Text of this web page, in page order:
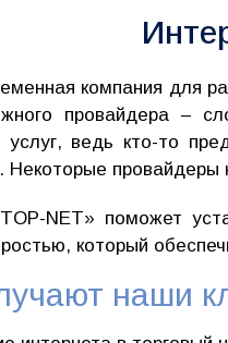
компания для
провайдера –
услуг, ведь кто-то
Некоторые
NET» поможет
который
наши